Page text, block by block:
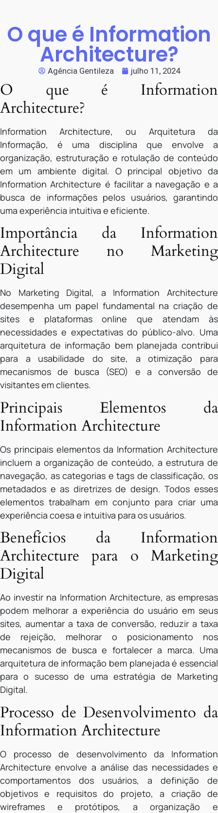
O que é Information
Architecture?
Agência Gentileza julho 11, 2024
O que é Information
Architecture?
Information Architecture, ou Arquitetura da
Informação, é uma disciplina que envolve a
organização, estruturação e rotulação de conteúdo
em um ambiente digital. O principal objetivo da
Information Architecture é facilitar a navegação e a
busca de informações pelos usuários, garantindo
uma experiência intuitiva e eficiente.
Importância da Information
Architecture no Marketing
Digital
No Marketing Digital, a Information Architecture
desempenha um papel fundamental na criação de
sites e plataformas online que atendam às
necessidades e expectativas do público-alvo. Uma
arquitetura de informação bem planejada contribui
para a usabilidade do site, a otimização para
mecanismos de busca (SEO) e a conversão de
visitantes em clientes.
Principais Elementos da
Information Architecture
Os principais elementos da Information Architecture
incluem a organização de conteúdo, a estrutura de
navegação, as categorias e tags de classificação, os
metadados e as diretrizes de design. Todos esses
elementos trabalham em conjunto para criar uma
experiência coesa e intuitiva para os usuários.
Benefícios da Information
Architecture para o Marketing
Digital
Ao investir na Information Architecture, as empresas
podem melhorar a experiência do usuário em seus
sites, aumentar a taxa de conversão, reduzir a taxa
de rejeição, melhorar o posicionamento nos
mecanismos de busca e fortalecer a marca. Uma
arquitetura de informação bem planejada é essencial
para o sucesso de uma estratégia de Marketing
Digital.
Processo de Desenvolvimento da
Information Architecture
O processo de desenvolvimento da Information
Architecture envolve a análise das necessidades e
comportamentos dos usuários, a definição de
objetivos e requisitos do projeto, a criação de
wireframes e protótipos, a organização e